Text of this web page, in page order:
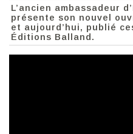
L’ancien ambassadeur
présente son nouvel
et aujourd’hui, publié
Éditions Balland.